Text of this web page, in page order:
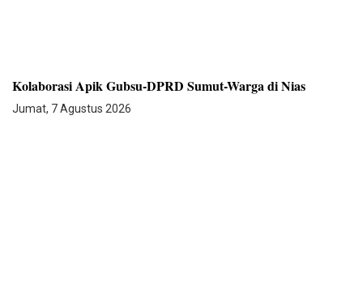
Kolaborasi Apik Gubsu-DPRD Sumut-Warga di Nias
Jumat, 7 Agustus 2026